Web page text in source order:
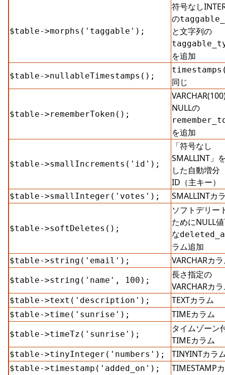
$table->morphs('taggable');
符号なし
の
と文字列の
を追加
$table->nullableTimestamps();
同じ
$table->rememberToken();
NULLの
を追加
$table->smallIncrements('id');
「符号なし
SMALLINT」
した自動増分
ID（主キー）
$table->smallInteger('votes'); SMALLINTカ
$table->softDeletes();
ソフトデリー
ためにNULL
な
ラム追加
$table->string('email'); VARCHARカ
$table->string('name', 100);
長さ指定の
VARCHARカ
$table->text('description'); TEXTカラム
$table->time('sunrise'); TIMEカラム
$table->timeTz('sunrise');
タイムゾーン
TIMEカラム
$table->tinyInteger('numbers'); TINYINTカラ
$table->timestamp('added_on'); TIMESTAMP